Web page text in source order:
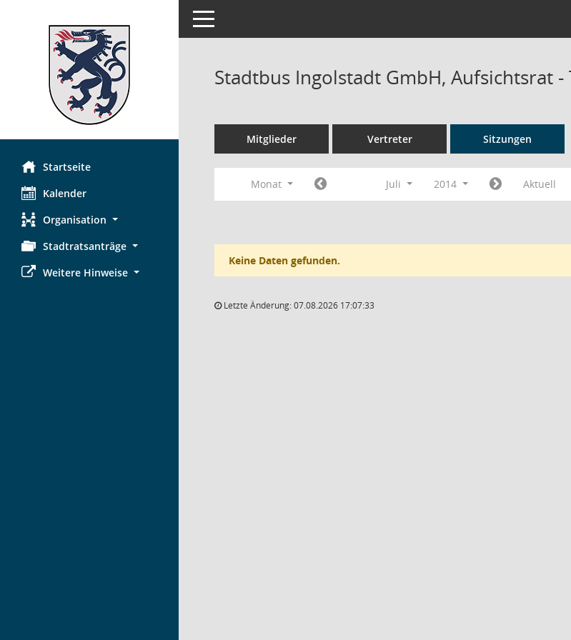
Startseite
Kalender
Organisation
Stadtratsanträge
Weitere Hinweise
Toggle navigation
Stadtbus Ingolstadt GmbH, Aufsichtsrat
Mitglieder Vertreter Sitzungen
Monat Juli 2014 Aktuell
Keine Daten gefunden.
Letzte Änderung: 07.08.2026 17:07:33